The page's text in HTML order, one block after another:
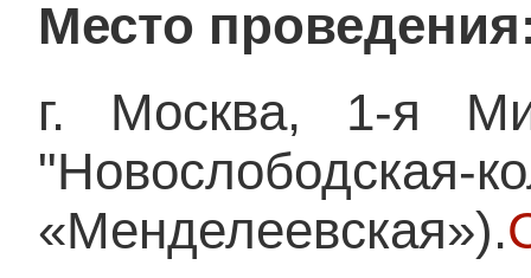
Место
г. Москва, 1-я
"Новослободская-
«Менделеевская»).